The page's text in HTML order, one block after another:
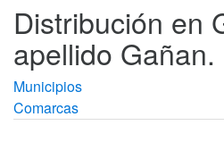
Distribución en
apellido Gañan.
Municipios
Comarcas